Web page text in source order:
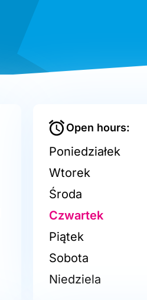
Open hours:
Poniedziałek
Wtorek
Środa
Czwartek
Piątek
Sobota
Niedziela